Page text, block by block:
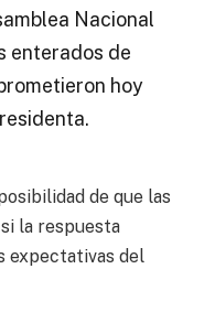
Nacional
enterados de
hoy
de que las
la respuesta
expectativas del